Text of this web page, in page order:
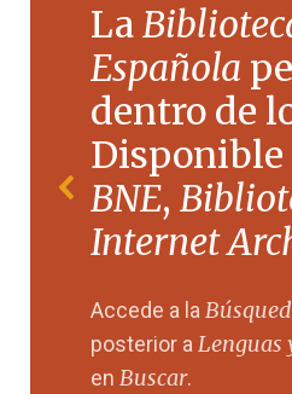
La
Española
dentro de
Disponible
BNE,
Internet
Accede a la
posterior aLenguas
en Buscar.